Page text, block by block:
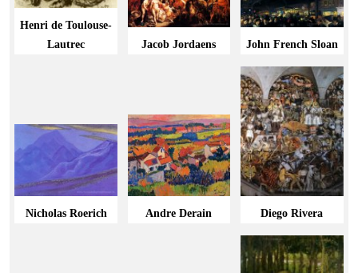
Henri de Toulouse-
Lautrec
Jacob Jordaens John French Sloan
Nicholas Roerich Andre Derain Diego Rivera